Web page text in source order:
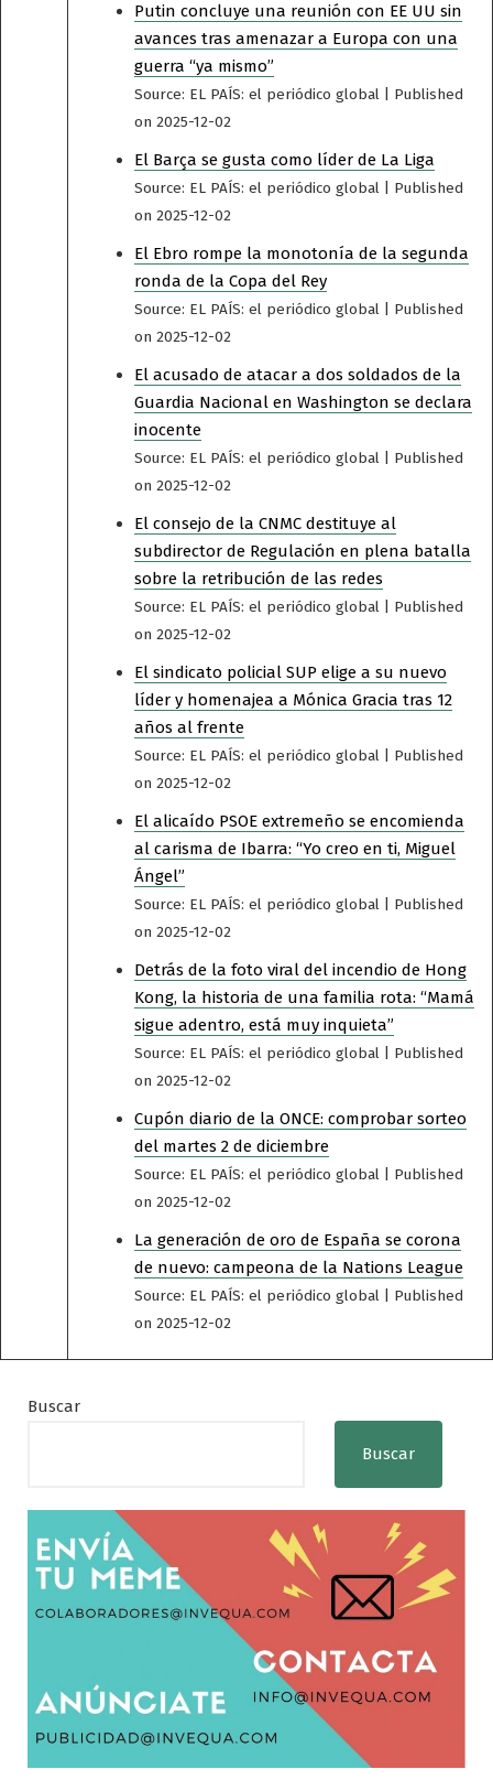
Putin concluye una reunión con EE UU sin
avances tras amenazar a Europa con una
guerra “ya mismo”
Source: EL PAÍS: el periódico global
Published
on 2025-12-02
El Barça se gusta como líder de La Liga
Source: EL PAÍS: el periódico global
Published
on 2025-12-02
El Ebro rompe la monotonía de la segunda
ronda de la Copa del Rey
Source: EL PAÍS: el periódico global
Published
on 2025-12-02
El acusado de atacar a dos soldados de la
Guardia Nacional en Washington se declara
inocente
Source: EL PAÍS: el periódico global
Published
on 2025-12-02
El consejo de la CNMC destituye al
subdirector de Regulación en plena batalla
sobre la retribución de las redes
Source: EL PAÍS: el periódico global
Published
on 2025-12-02
El sindicato policial SUP elige a su nuevo
líder y homenajea a Mónica Gracia tras 12
años al frente
Source: EL PAÍS: el periódico global
Published
on 2025-12-02
El alicaído PSOE extremeño se encomienda
al carisma de Ibarra: “Yo creo en ti, Miguel
Ángel”
Source: EL PAÍS: el periódico global
Published
on 2025-12-02
Detrás de la foto viral del incendio de Hong
Kong, la historia de una familia rota: “Mamá
sigue adentro, está muy inquieta”
Source: EL PAÍS: el periódico global
Published
on 2025-12-02
Cupón diario de la ONCE: comprobar sorteo
del martes 2 de diciembre
Source: EL PAÍS: el periódico global
Published
on 2025-12-02
La generación de oro de España se corona
de nuevo: campeona de la Nations League
Source: EL PAÍS: el periódico global
Published
on 2025-12-02
Buscar
Buscar